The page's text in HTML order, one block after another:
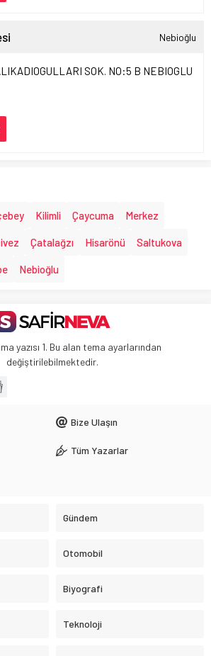
Nebioğlu
SOK. NO:5 B NEBIOGLU
Kilimli Çaycuma Merkez
Çatalağzı Hisarönü Saltukova
Nebioğlu
yazısı 1. Bu alan tema ayarlarından
değiştirilebilmektedir.
Bize Ulaşın
Tüm Yazarlar
Gündem
Otomobil
Biyografi
Teknoloji